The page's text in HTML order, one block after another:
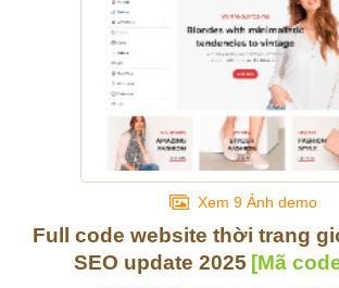
Xem 9 Ảnh demo
Full code website thời trang
SEO update 2025 [Mã